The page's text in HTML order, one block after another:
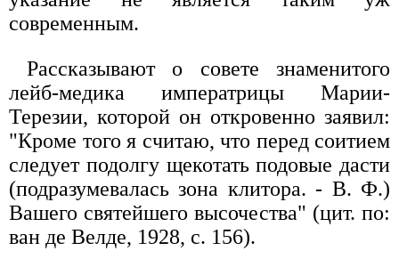
современным.
Рассказывают о совете знаменитого
лейб-медика императрицы Марии-
Терезии, которой он откровенно заявил:
"Кроме того я считаю, что перед соитием
следует подолгу щекотать подовые дасти
(подразумевалась зона клитора. - В. Ф.)
Вашего святейшего высочества" (цит. по:
ван де Велде, 1928, с. 156).